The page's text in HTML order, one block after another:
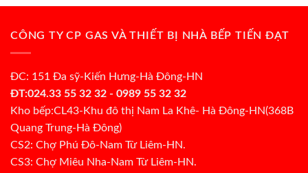
CÔNG TY CP GAS VÀ THIẾT BỊ NHÀ BẾP TIẾN ĐẠT
ĐC: 151 Đa sỹ-Kiến Hưng-Hà Đông-HN
ĐT:024.33 55 32 32 - 0989 55 32 32
Kho bếp:CL43-Khu đô thị Nam La Khê- Hà Đông-HN(368B
Quang Trung-Hà Đông)
CS2: Chợ Phú Đô-Nam Từ Liêm-HN.
CS3: Chợ Miêu Nha-Nam Từ Liêm-HN.